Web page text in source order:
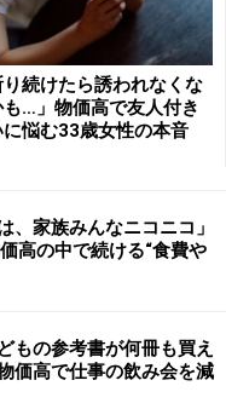
なかなか削りづらい
して今あるものを使
結果そのようになっ
約しているそう。ま
の入場費用を少しで
して買うようにして
がえます。
り続けたら誘われなくな
も…」物価高で友人付き
悩む33歳女性の本音
、家族みんなニコニコ」
高の中で続ける“食費や
もの参考書が何冊も買え
価高で仕事の飲み会を減